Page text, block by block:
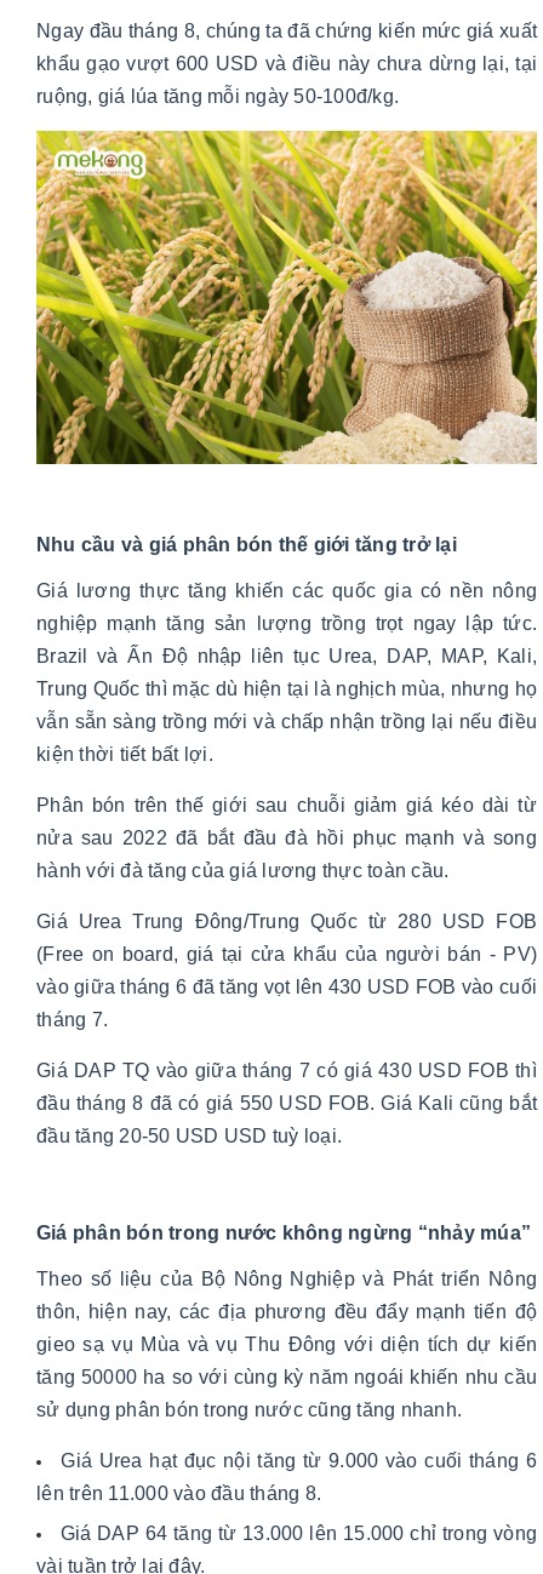
Ngay đầu tháng 8, chúng ta đã chứng kiến mức giá xuất
khẩu gạo vượt 600 USD và điều này chưa dừng lại, tại
ruộng, giá lúa tăng mỗi ngày 50-100đ/kg.
Nhu cầu và giá phân bón thế giới tăng trở lại
Giá lương thực tăng khiến các quốc gia có nền nông
nghiệp mạnh tăng sản lượng trồng trọt ngay lập tức.
Brazil và Ấn Độ nhập liên tục Urea, DAP, MAP, Kali,
Trung Quốc thì mặc dù hiện tại là nghịch mùa, nhưng họ
vẫn sẵn sàng trồng mới và chấp nhận trồng lại nếu điều
kiện thời tiết bất lợi.
Phân bón trên thế giới sau chuỗi giảm giá kéo dài từ
nửa sau 2022 đã bắt đầu đà hồi phục mạnh và song
hành với đà tăng của giá lương thực toàn cầu.
Giá Urea Trung Đông/Trung Quốc từ 280 USD FOB
(Free on board, giá tại cửa khẩu của người bán - PV)
vào giữa tháng 6 đã tăng vọt lên 430 USD FOB vào cuối
tháng 7.
Giá DAP TQ vào giữa tháng 7 có giá 430 USD FOB thì
đầu tháng 8 đã có giá 550 USD FOB. Giá Kali cũng bắt
đầu tăng 20-50 USD USD tuỳ loại.
Giá phân bón trong nước không ngừng “nhảy múa”
Theo số liệu của Bộ Nông Nghiệp và Phát triển Nông
thôn, hiện nay, các địa phương đều đẩy mạnh tiến độ
gieo sạ vụ Mùa và vụ Thu Đông với diện tích dự kiến
tăng 50000 ha so với cùng kỳ năm ngoái khiến nhu cầu
sử dụng phân bón trong nước cũng tăng nhanh.
Giá Urea hạt đục nội tăng từ 9.000 vào cuối tháng 6
lên trên 11.000 vào đầu tháng 8.
Giá DAP 64 tăng từ 13.000 lên 15.000 chỉ trong vòng
vài tuần trở lại đây.